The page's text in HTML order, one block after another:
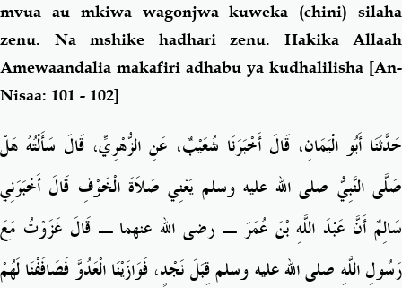
mvua au mkiwa wagonjwa kuweka (chini) silaha
zenu. Na mshike hadhari zenu. Hakika Allaah
Amewaandalia makafiri adhabu ya kudhalilisha [An-
Nisaa: 101 - 102]
حَدَّثَنَا أَبُو الْيَمَانِ، قَالَ أَخْبَرَنَا شُعَيْبٌ، عَنِ الزُّهْرِيِّ، قَالَ سَأَلْتُهُ هَلْ
صَلَّى النَّبِيُّ صلى الله عليه وسلم يَعْنِي صَلاَةَ الْخَوْفِ قَالَ أَخْبَرَنِي
سَالِمٌ أَنَّ عَبْدَ اللَّهِ بْنَ عُمَرَ ـ رضى الله عنهما ـ قَالَ غَزَوْتُ مَعَ
رَسُولِ اللَّهِ صلى الله عليه وسلم قِبَلَ نَجْدٍ، فَوَازَيْنَا الْعَدُوَّ فَصَافَفْنَا لَهُمْ